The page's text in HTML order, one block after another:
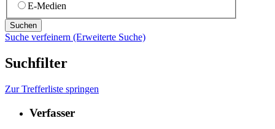
E-Medien
Suche verfeinern (Erweiterte Suche)
Suchfilter
Zur Trefferliste springen
Verfasser